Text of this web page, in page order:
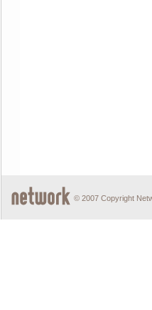
© 2007 Copyright